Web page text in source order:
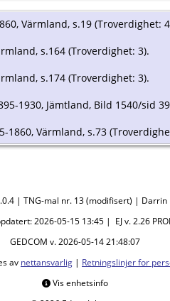
Värmland, s.19 (Troverdighet:
s.164 (Troverdighet: 3).
s.174 (Troverdighet: 3).
1930, Jämtland, Bild 1540/sid
1860, Värmland, s.73
| TNG-mal nr. 13 (modifisert) |
2026-05-15 13:45 | EJ v. 2.26
GEDCOM v. 2026-05-14 21:48:07
av nettansvarlig | Retningslinjer for
Vis enhetsinfo